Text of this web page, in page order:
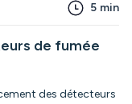
5 min
de fumée
des détecteurs